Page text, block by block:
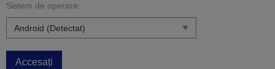
Sistem de operare:
Accesați